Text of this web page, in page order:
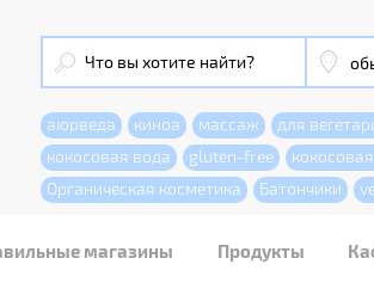
аюрведа киноа массаж для
кокосовая вода
gluten-free
Органическая косметика
Батончики
магазины Продукты